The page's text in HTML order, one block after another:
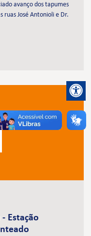
avanço dos tapumes
ruas José Antonioli e Dr.
Estação